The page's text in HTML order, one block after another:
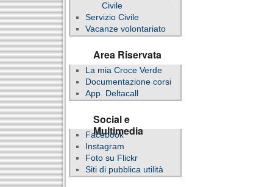
Civile
Servizio Civile
Vacanze volontariato
Area Riservata
La mia Croce Verde
Documentazione corsi
App. Deltacall
Social e
Multimedia
Facebook
Instagram
Foto su Flickr
Siti di pubblica utilità